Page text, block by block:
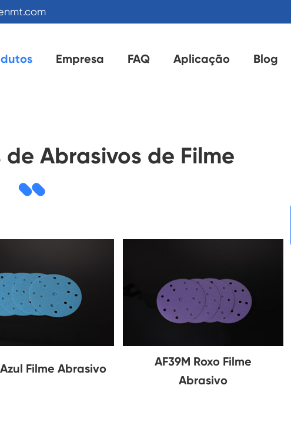
Empresa FAQ Aplicação Blog
Abrasivos de Filme
Filme Abrasivo
AF39M Roxo Filme
Abrasivo